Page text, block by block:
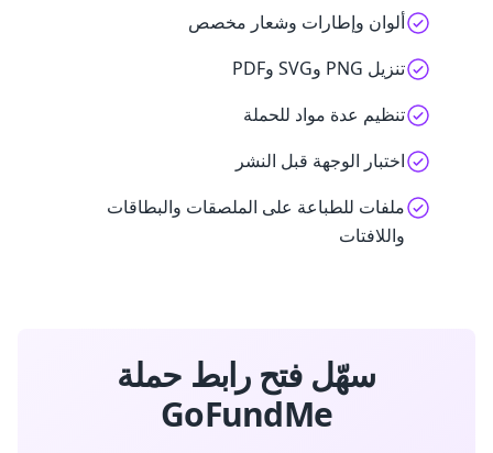
ألوان وإطارات وشعار مخصص
تنزيل PNG وSVG وPDF
تنظيم عدة مواد للحملة
اختبار الوجهة قبل النشر
ملفات للطباعة على الملصقات والبطاقات
واللافتات
سهّل فتح رابط حملة
GoFundMe